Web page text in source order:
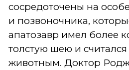
сосредоточены на
и позвоночника,
апатозавр имел более
толстую шею и
животным. Доктор